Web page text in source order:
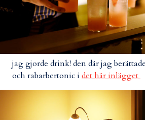
jag gjorde drink! den där jag
och rabarbertonic i det här inlägget